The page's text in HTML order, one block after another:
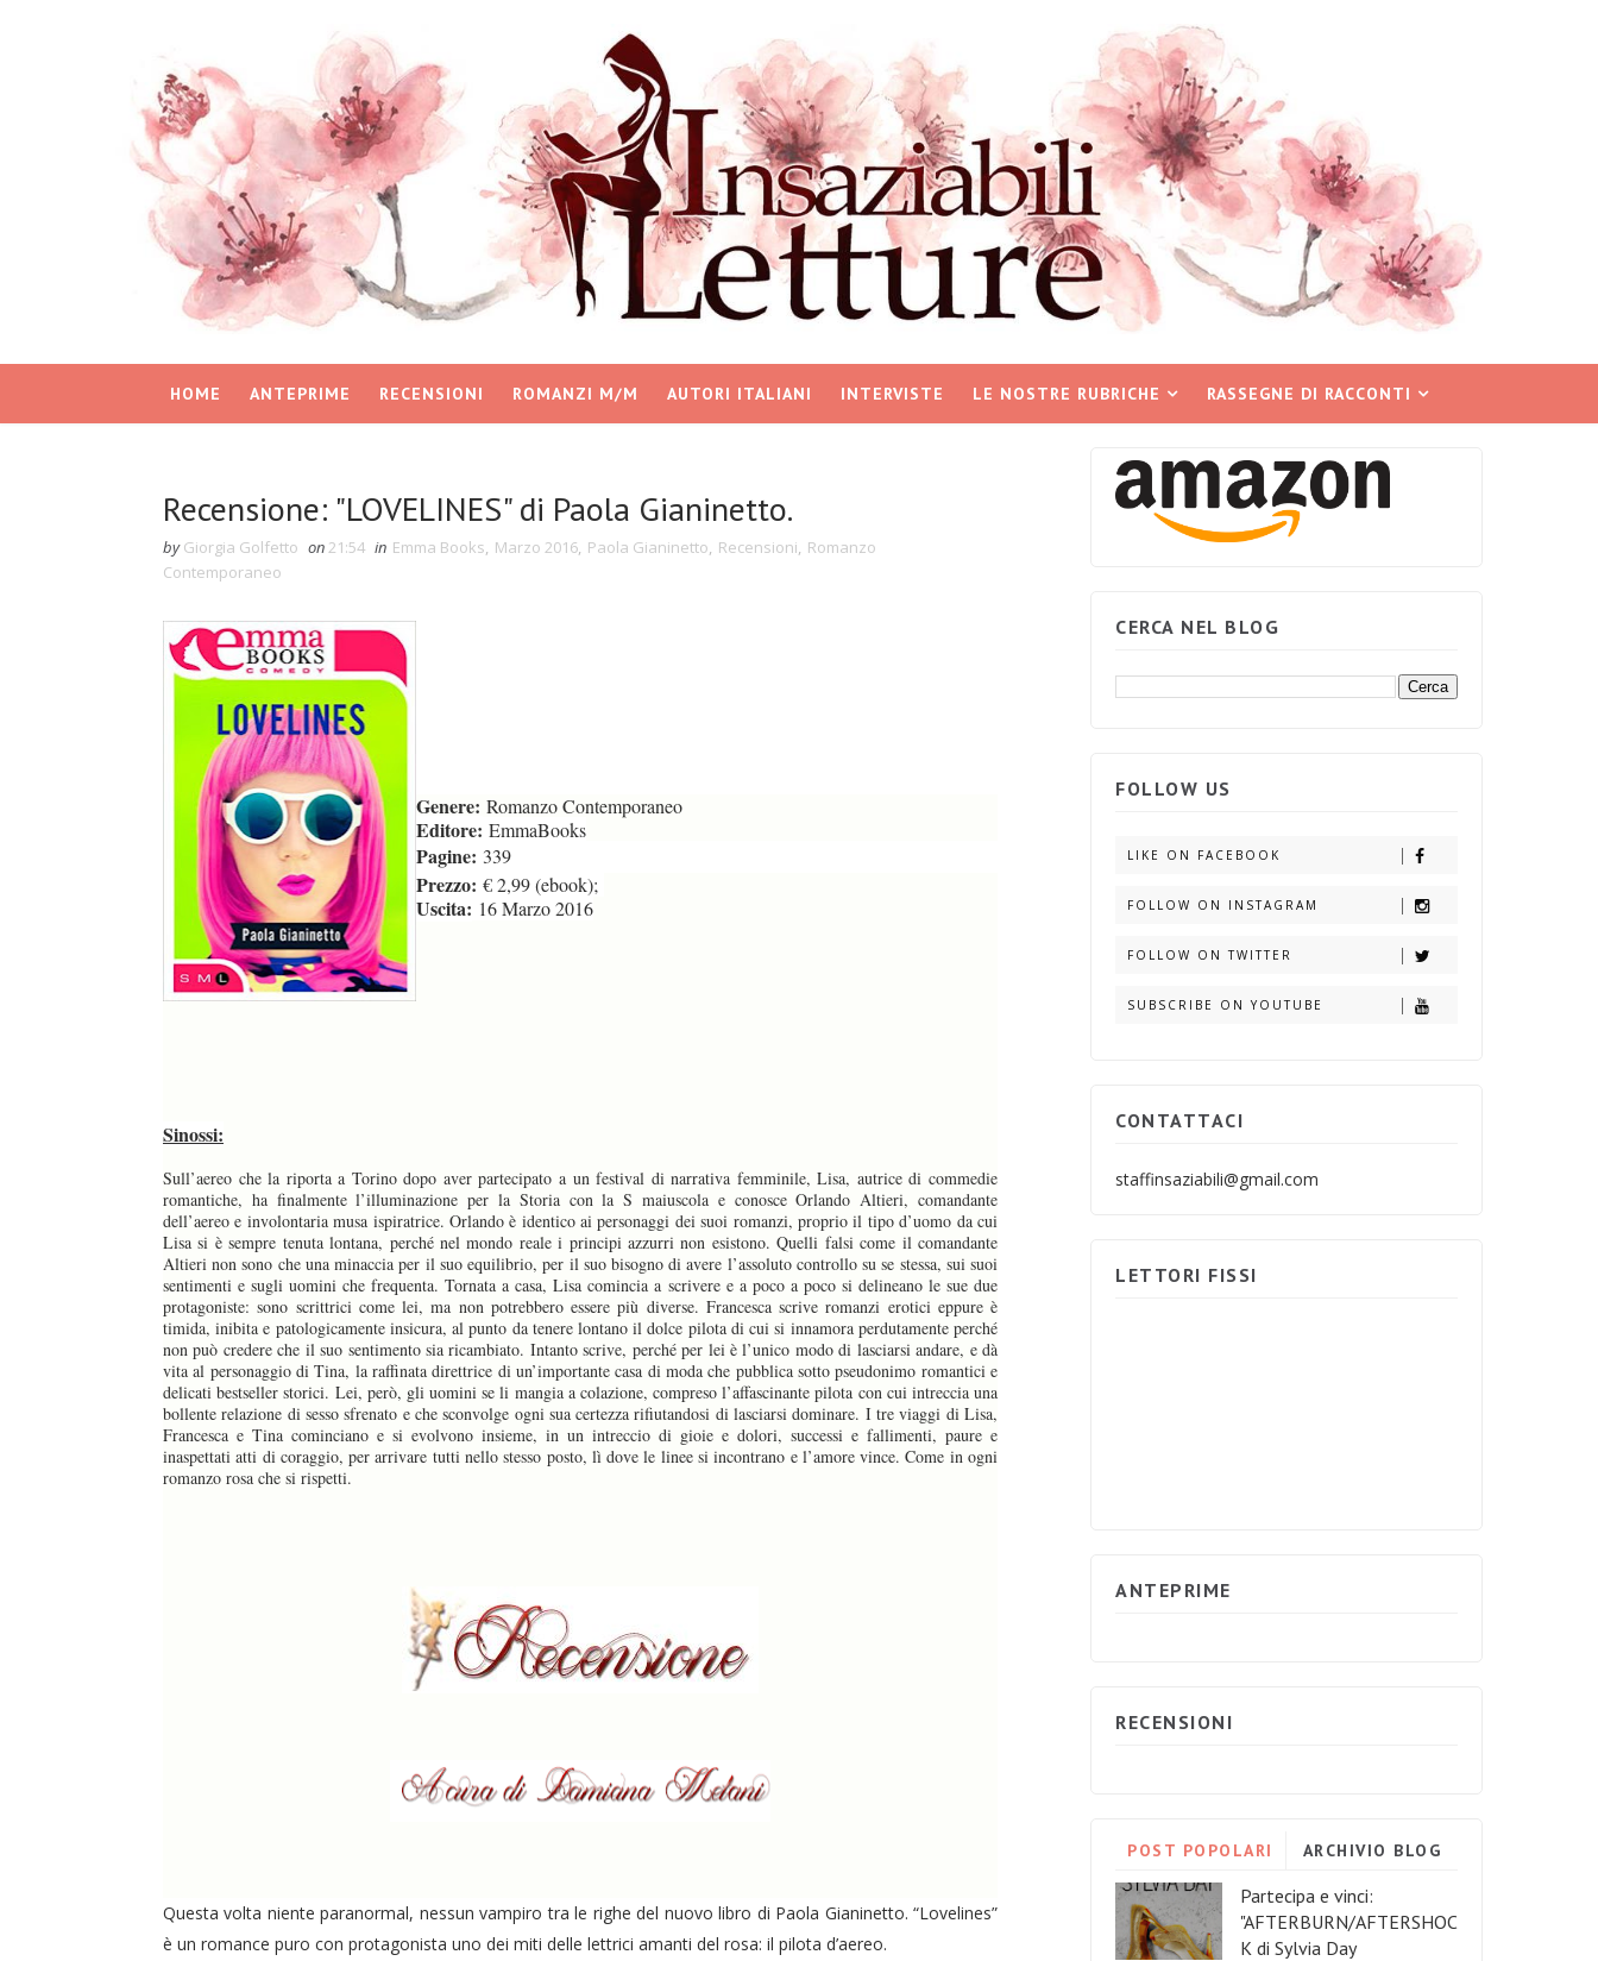
HOME ANTEPRIME RECENSIONI ROMANZI M/M AUTORI ITALIANI INTERVISTE LE NOSTRE RUBRICHE RASSEGNE DI RACCONTI
Recensione: "LOVELINES" di Paola Gianinetto.
by Giorgia Golfetto on21:54 in Emma Books, Marzo 2016, Paola Gianinetto, Recensioni, Romanzo
Contemporaneo
Genere: Romanzo Contemporaneo
Editore: EmmaBooks
Pagine: 339
Prezzo: € 2,99 (ebook);
Uscita: 16 Marzo 2016
Sinossi:
Sull’aereo che la riporta a Torino dopo aver partecipato a un festival di narrativa femminile, Lisa, autrice di commedie
romantiche, ha finalmente l’illuminazione per la Storia con la S maiuscola e conosce Orlando Altieri, comandante
dell’aereo e involontaria musa ispiratrice. Orlando è identico ai personaggi dei suoi romanzi, proprio il tipo d’uomo da cui
Lisa si è sempre tenuta lontana, perché nel mondo reale i principi azzurri non esistono. Quelli falsi come il comandante
Altieri non sono che una minaccia per il suo equilibrio, per il suo bisogno di avere l’assoluto controllo su se stessa, sui suoi
sentimenti e sugli uomini che frequenta. Tornata a casa, Lisa comincia a scrivere e a poco a poco si delineano le sue due
protagoniste: sono scrittrici come lei, ma non potrebbero essere più diverse. Francesca scrive romanzi erotici eppure è
timida, inibita e patologicamente insicura, al punto da tenere lontano il dolce pilota di cui si innamora perdutamente perché
non può credere che il suo sentimento sia ricambiato. Intanto scrive, perché per lei è l’unico modo di lasciarsi andare, e dà
vita al personaggio di Tina, la raffinata direttrice di un’importante casa di moda che pubblica sotto pseudonimo romantici e
delicati bestseller storici. Lei, però, gli uomini se li mangia a colazione, compreso l’affascinante pilota con cui intreccia una
bollente relazione di sesso sfrenato e che sconvolge ogni sua certezza rifiutandosi di lasciarsi dominare. I tre viaggi di Lisa,
Francesca e Tina cominciano e si evolvono insieme, in un intreccio di gioie e dolori, successi e fallimenti, paure e
inaspettati atti di coraggio, per arrivare tutti nello stesso posto, lì dove le linee si incontrano e l’amore vince. Come in ogni
romanzo rosa che si rispetti.
Questa volta niente paranormal, nessun vampiro tra le righe del nuovo libro di Paola Gianinetto. “Lovelines”
è un romance puro con protagonista uno dei miti delle lettrici amanti del rosa: il pilota d’aereo.
CERCA NEL BLOG
FOLLOW US
LIKE ON FACEBOOK
FOLLOW ON INSTAGRAM
FOLLOW ON TWITTER
SUBSCRIBE ON YOUTUBE
CONTATTACI
staffinsaziabili@gmail.com
LETTORI FISSI
ANTEPRIME
RECENSIONI
POST POPOLARI ARCHIVIO BLOG
Partecipa e vinci:
"AFTERBURN/AFTERSHOC
K di Sylvia Day